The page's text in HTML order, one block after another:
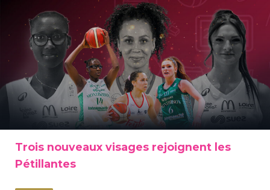
Trois nouveaux visages rejoignent les
Pétillantes